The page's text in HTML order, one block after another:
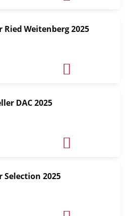
Ried Weitenberg 2025
DAC 2025
Selection 2025